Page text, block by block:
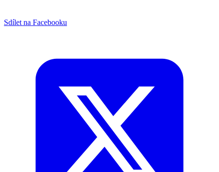
Sdílet na Facebooku